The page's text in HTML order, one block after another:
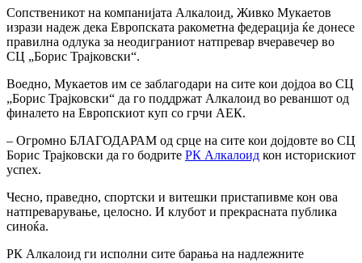
Сопственикот на компанијата Алкалоид, Живко Мукаетов
изрази надеж дека Европската ракометна федерација ќе донесе
правилна одлука за неодиграниот натпревар вчеравечер во
СЦ „Борис Трајковски“.
Воедно, Мукаетов им се заблагодари на сите кои дојдоа во СЦ
„Борис Трајковски“ да го поддржат Алкалоид во реваншот од
финалето на Европскиот куп со грчи АЕК.
– Oгромно БЛАГОДАРАМ од срце на сите кои дојдовте во СЦ
Борис Трајковски да го бодрите РК Алкалоид кон историскиот
успех.
Чесно, праведно, спортски и витешки пристапивме кон ова
натпреварување, целосно. И клубот и прекрасната публика
синоќа.
РК Алкалоид ги исполни сите барања на надлежните